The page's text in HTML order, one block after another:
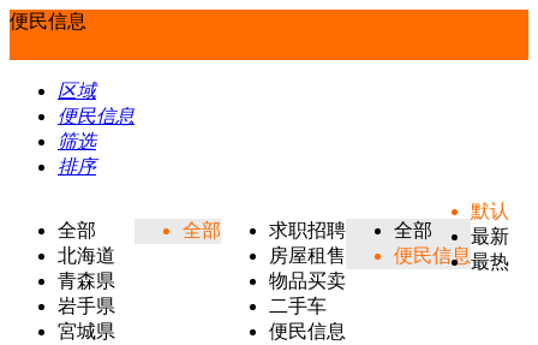
便民信息
区域
便民信息
筛选
排序
全部
北海道
青森県
岩手県
宮城県
全部
求职招聘
房屋租售
物品买卖
二手车
便民信息
全部
便民信息
默认
最新
最热